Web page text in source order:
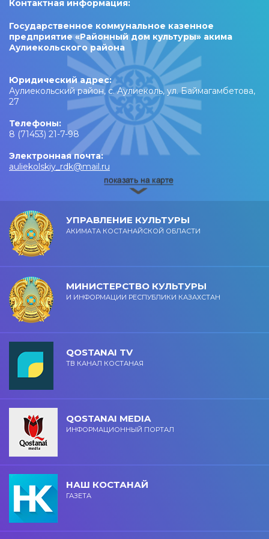
Контактная информация:
Государственное коммунальное казенное
предприятие «Районный дом культуры» акима
Аулиекольского района
Юридический адрес:
Аулиекольский район, с. Аулиеколь, ул. Баймагамбетова,
27
Телефоны:
8 (71453) 21-7-98
Электронная почта:
auliekolskiy_rdk@mail.ru
УПРАВЛЕНИЕ КУЛЬТУРЫ
АКИМАТА КОСТАНАЙСКОЙ ОБЛАСТИ
МИНИСТЕРСТВО КУЛЬТУРЫ
И ИНФОРМАЦИИ РЕСПУБЛИКИ КАЗАХСТАН
QOSTANAI TV
ТВ КАНАЛ КОСТАНАЯ
QOSTANAI MEDIA
ИНФОРМАЦИОННЫЙ ПОРТАЛ
НАШ КОСТАНАЙ
ГАЗЕТА